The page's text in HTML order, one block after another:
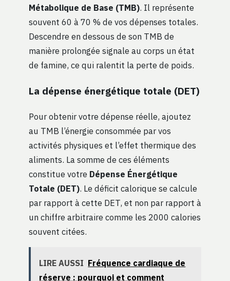
Métabolique de Base (TMB). Il représente
souvent 60 à 70 % de vos dépenses totales.
Descendre en dessous de son TMB de
manière prolongée signale au corps un état
de famine, ce qui ralentit la perte de poids.
La dépense énergétique totale (DET)
Pour obtenir votre dépense réelle, ajoutez
au TMB l’énergie consommée par vos
activités physiques et l’effet thermique des
aliments. La somme de ces éléments
constitue votre Dépense Énergétique
Totale (DET). Le déficit calorique se calcule
par rapport à cette DET, et non par rapport à
un chiffre arbitraire comme les 2000 calories
souvent citées.
LIRE AUSSI Fréquence cardiaque de
réserve : pourquoi et comment